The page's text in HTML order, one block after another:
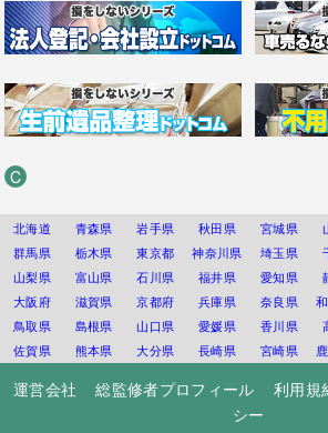
C
北海道 青森県 岩手県 秋田県 宮城県
群馬県
栃木県 東京都 神奈川県 埼玉県
山梨県
富山県 石川県 福井県 愛知県
大阪府
滋賀県 京都府 兵庫県 奈良県
鳥取県
島根県 山口県 愛媛県 香川県
佐賀県
熊本県 大分県 長崎県 宮崎県
運営会社 総監修者プロフィール 利用規
シー